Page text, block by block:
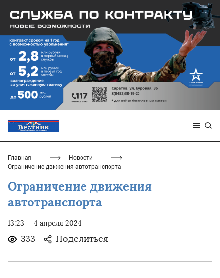
Главная
Новости
Ограничение движения автотранспорта
Ограничение движения
автотранспорта
13:23 4 апреля 2024
333 Поделиться